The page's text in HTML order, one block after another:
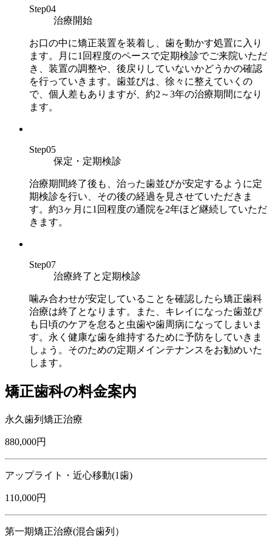
Step04
治療開始
お口の中に矯正装置を装着し、歯を動かす処置に入り
ます。月に1回程度のペースで定期検診でご来院いただ
き、装置の調整や、後戻りしていないかどうかの確認
を行っていきます。歯並びは、徐々に整えていくの
で、個人差もありますが、約2～3年の治療期間になり
ます。
Step05
保定・定期検診
治療期間終了後も、治った歯並びが安定するように定
期検診を行い、その後の経過を見させていただきま
す。約3ヶ月に1回程度の通院を2年ほど継続していただ
きます。
Step07
治療終了と定期検診
噛み合わせが安定していることを確認したら矯正歯科
治療は終了となります。また、キレイになった歯並び
も日頃のケアを怠ると虫歯や歯周病になってしまいま
す。永く健康な歯を維持するために予防をしていきま
しょう。そのための定期メインテナンスをお勧めいた
します。
矯正歯科の料金案内
永久歯列矯正治療
880,000円
アップライト・近心移動(1歯)
110,000円
第一期矯正治療(混合歯列）